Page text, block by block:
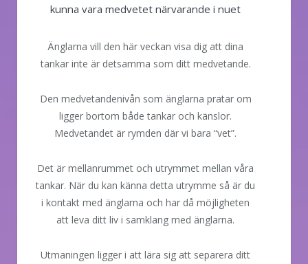
kunna vara medvetet närvarande i nuet
Änglarna vill den här veckan visa dig att dina
tankar inte är detsamma som ditt medvetande.
Den medvetandenivån som änglarna pratar om
ligger bortom både tankar och känslor.
Medvetandet är rymden där vi bara “vet”.
Det är mellanrummet och utrymmet mellan våra
tankar. När du kan känna detta utrymme så är du
i kontakt med änglarna och har då möjligheten
att leva ditt liv i samklang med änglarna.
Utmaningen ligger i att lära sig att separera ditt